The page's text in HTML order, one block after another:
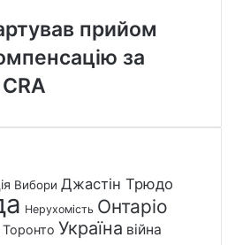
прийом
за
Вибори Джастін Трюдо
Нерухомість Онтаріо
Торонто Україна війна